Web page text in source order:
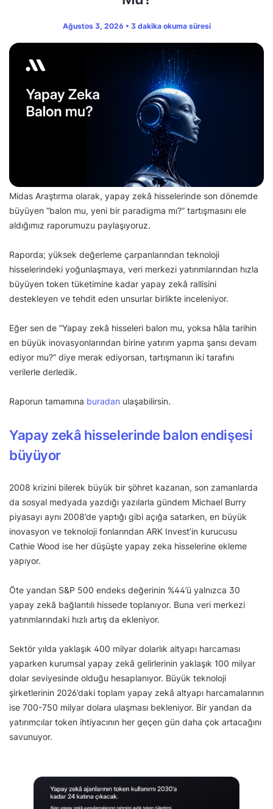
Ağustos 3, 2026 • 3 dakika okuma süresi
Midas Araştırma olarak, yapay zekâ hisselerinde son dönemde
büyüyen “balon mu, yeni bir paradigma mı?” tartışmasını ele
aldığımız raporumuzu paylaşıyoruz.
Raporda; yüksek değerleme çarpanlarından teknoloji
hisselerindeki yoğunlaşmaya, veri merkezi yatırımlarından hızla
büyüyen token tüketimine kadar yapay zekâ rallisini
destekleyen ve tehdit eden unsurlar birlikte inceleniyor.
Eğer sen de “Yapay zekâ hisseleri balon mu, yoksa hâla tarihin
en büyük inovasyonlarından birine yatırım yapma şansı devam
ediyor mu?” diye merak ediyorsan, tartışmanın iki tarafını
verilerle derledik.
Raporun tamamına buradan ulaşabilirsin.
Yapay zekâ hisselerinde balon endişesi
büyüyor
2008 krizini bilerek büyük bir şöhret kazanan, son zamanlarda
da sosyal medyada yazdığı yazılarla gündem Michael Burry
piyasayı aynı 2008’de yaptığı gibi açığa satarken, en büyük
inovasyon ve teknoloji fonlarından ARK Invest’in kurucusu
Cathie Wood ise her düşüşte yapay zeka hisselerine ekleme
yapıyor.
Öte yandan S&P 500 endeks değerinin %44’ü yalnızca 30
yapay zekâ bağlantılı hissede toplanıyor. Buna veri merkezi
yatırımlarındaki hızlı artış da ekleniyor.
Sektör yılda yaklaşık 400 milyar dolarlık altyapı harcaması
yaparken kurumsal yapay zekâ gelirlerinin yaklaşık 100 milyar
dolar seviyesinde olduğu hesaplanıyor. Büyük teknoloji
şirketlerinin 2026’daki toplam yapay zekâ altyapı harcamalarının
ise 700-750 milyar dolara ulaşması bekleniyor. Bir yandan da
yatırımcılar token ihtiyacının her geçen gün daha çok artacağını
savunuyor.